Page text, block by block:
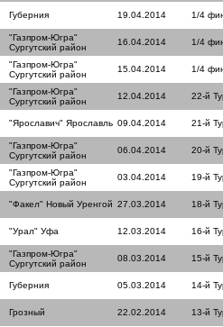
Губерния 19.04.2014 1/4
"Газпром-Югра"
Сургутский район
16.04.2014 1/4
"Газпром-Югра"
Сургутский район
15.04.2014 1/4
"Газпром-Югра"
Сургутский район
12.04.2014 22-й
"Ярославич" Ярославль 09.04.2014 21-й
"Газпром-Югра"
Сургутский район
06.04.2014 20-й
"Газпром-Югра"
Сургутский район
03.04.2014 19-й
"Факел" Новый Уренгой 27.03.2014 18-й
"Урал" Уфа 12.03.2014 16-й
"Газпром-Югра"
Сургутский район
08.03.2014 15-й
Губерния 05.03.2014 14-й
Грозный 22.02.2014 13-й